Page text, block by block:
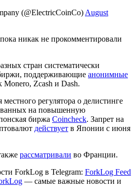
(@ElectricCoinCo) August
никак не прокомментировали
стран систематически
поддерживающие анонимные
Monero, Zcash и Dash.
местного регулятора о делистинге
на повышенную
биржа Coincheck. Запрет на
действует в Японии с июня
рассматривали во Франции.
ForkLog в Telegram: ForkLog Feed
— самые важные новости и